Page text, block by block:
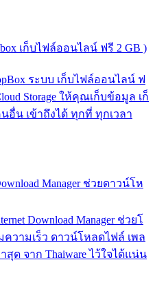
เก็บไฟล์ออนไลน์ ฟรี 2 GB )
ระบบ เก็บไฟล์ออนไลน์ ฟ
Storage ให้คุณเก็บข้อมูล เก็
อื่น เข้าถึงได้ ทุกที่ ทุกเวลา
Manager ช่วยดาวน์โห
Download Manager ช่วยโ
ความเร็ว ดาวน์โหลดไฟล์ เพล
ด จาก Thaiware ไว้ใจได้แน่น